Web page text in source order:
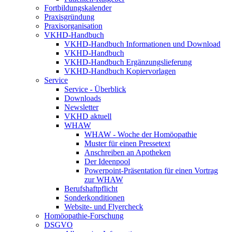
Fortbildungskalender
Praxisgründung
Praxisorganisation
VKHD-Handbuch
VKHD-Handbuch Informationen und Download
VKHD-Handbuch
VKHD-Handbuch Ergänzungslieferung
VKHD-Handbuch Kopiervorlagen
Service
Service - Überblick
Downloads
Newsletter
VKHD aktuell
WHAW
WHAW - Woche der Homöopathie
Muster für einen Pressetext
Anschreiben an Apotheken
Der Ideenpool
Powerpoint-Präsentation für einen Vortrag
zur WHAW
Berufshaftpflicht
Sonderkonditionen
Website- und Flyercheck
Homöopathie-Forschung
DSGVO